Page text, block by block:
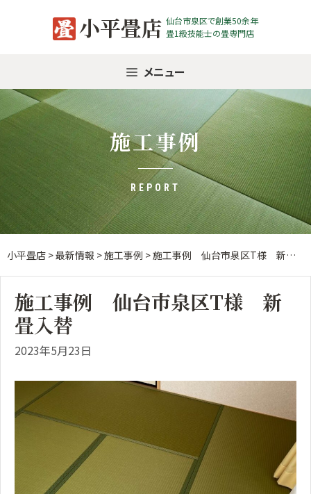
小平畳店 仙台市泉区で創業50余年
畳1級技能士の畳専門店
メニュー
施工事例
REPORT
小平畳店 >最新情報 >施工事例 >施工事例 仙台市泉区T様 新畳入替
施工事例 仙台市泉区T様 新
畳入替
2023年5月23日